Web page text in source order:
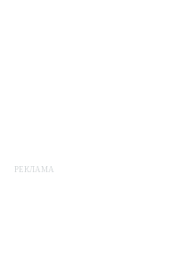
РЕКЛАМА